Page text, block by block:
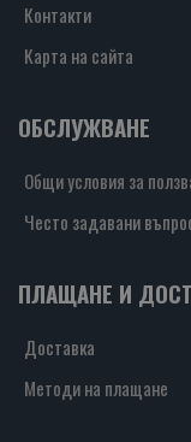
Контакти
Карта на сайта
ОБСЛУЖВАНЕ
Общи условия за
Често задавани
ПЛАЩАНЕ И
Доставка
Методи на плащане